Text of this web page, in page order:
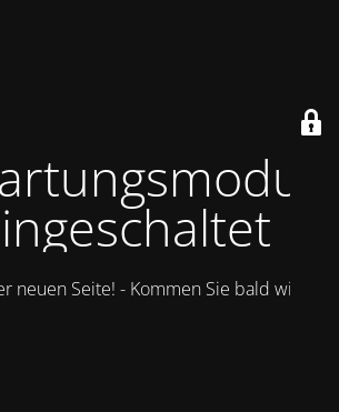
neuen Seite! - Kommen Sie bald wieder.